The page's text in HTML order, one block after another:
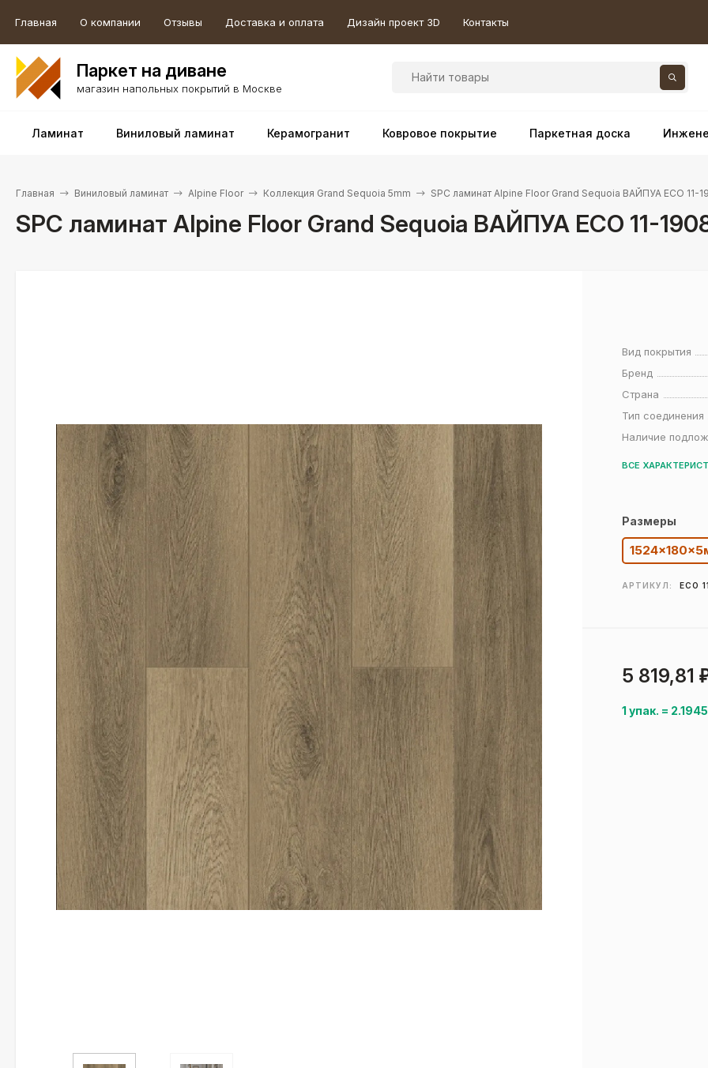
Главная О компании Отзывы Доставка и оплата Дизайн проект 3D Контакты
Паркет на диване
магазин напольных покрытий в Москве
Ламинат Виниловый ламинат Керамогранит Ковровое покрытие Паркетная доска
Главная Виниловый ламинат Alpine Floor Коллекция Grand Sequoia 5mm SPC ламинат Alpine Floor Grand Sequoia ВАЙПУА ECO 11-
SPC ламинат Alpine Floor Grand Sequoia ВАЙПУА ECO 11-
Вид покрытия
Бренд
Страна
Тип соединения
Наличие
ВСЕ
Размеры
АРТИКУЛ: ECO
1 упак. = 2.1945
5 819,81